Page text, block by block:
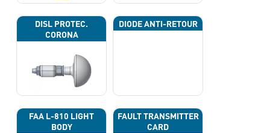
DISL PROTEC.
CORONA
DIODE ANTI-RETOUR
FAA L-810 LIGHT
BODY
FAULT TRANSMITTER
CARD